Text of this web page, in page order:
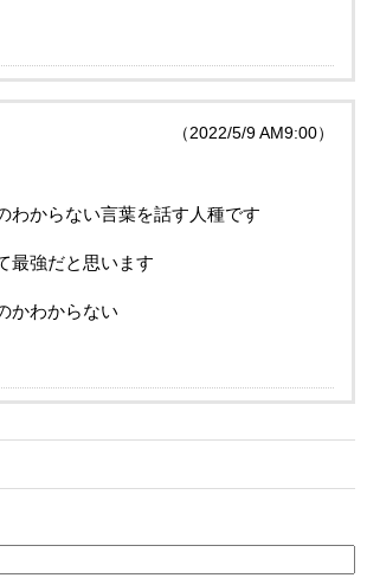
（2022/5/9 AM9:00）
わからない言葉を話す人種です
最強だと思います
かわからない